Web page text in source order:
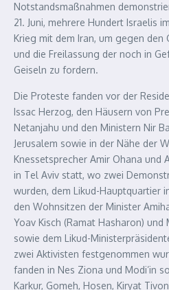
Notstandsmaßnahmen
21. Juni, mehrere Hundert Israelis
Krieg mit dem Iran, um gegen den
und die Freilassung der noch in
Geiseln zu fordern.
Die Proteste fanden vor der
Issac Herzog, den Häusern von
Netanjahu und den Ministern Nir
Jerusalem sowie in der Nähe der
Knessetsprecher Amir Ohana und
in Tel Aviv statt, wo zwei
wurden, dem Likud-Hauptquartier
den Wohnsitzen der Minister
Yoav Kisch (Ramat Hasharon) und
sowie dem Likud-
zwei Aktivisten festgenommen
fanden in Nes Ziona und Modi’in
Karkur, Gomeh, Hosen, Kiryat